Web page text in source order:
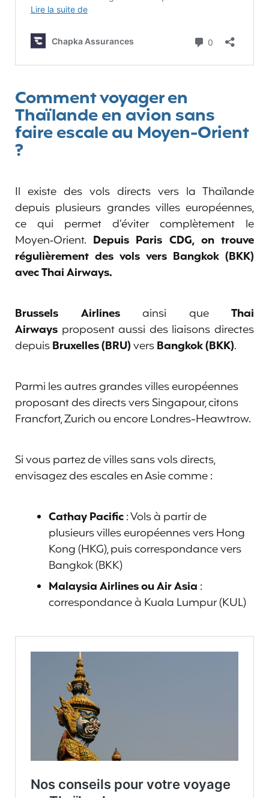
Comment voyager en
Thaïlande en avion sans
faire escale au Moyen-Orient
?
Il existe des vols directs vers la Thaïlande
depuis plusieurs grandes villes européennes,
ce qui permet d’éviter complètement le
Moyen‑Orient. Depuis Paris CDG, on trouve
régulièrement des vols vers Bangkok (BKK)
avec Thai Airways.
Brussels Airlinesainsi que Thai
Airways proposent aussi des liaisons directes
depuisBruxelles (BRU)versBangkok (BKK).
Parmi les autres grandes villes européennes
proposant des directs vers Singapour, citons
Francfort, Zurich ou encore Londres-Heawtrow.
Si vous partez de villes sans vols directs,
envisagez des escales en Asie comme :
Cathay Pacific: Vols à partir de
plusieurs villes européennes vers Hong
Kong (HKG), puis correspondance vers
Bangkok (BKK)
Malaysia Airlines ou Air Asia :
correspondance à Kuala Lumpur (KUL)